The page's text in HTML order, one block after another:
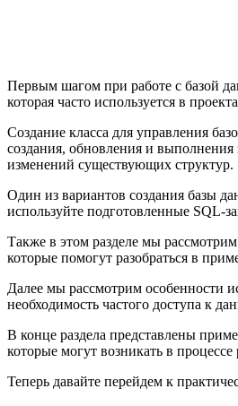
Первым шагом при работе с базой
которая часто используется в
Создание класса для управления
создания, обновления и
изменений существующих структур.
Один из вариантов создания базы
используйте подготовленные SQL-
Также в этом разделе мы
которые помогут разобраться в
Далее мы рассмотрим особенности
необходимость частого доступа к
В конце раздела представлены
которые могут возникать в
Теперь давайте перейдем к